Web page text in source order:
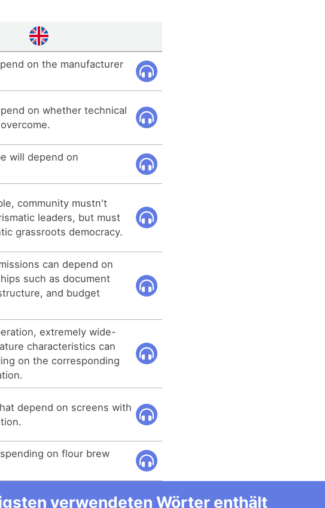
on the manufacturer
on whether technical
will depend on
community mustn't
leaders, but must
grassroots democracy.
can depend on
such as document
and budget
extremely wide-
characteristics can
on the corresponding
depend on screens with
on flour brew
verwendeten Wörter enthält